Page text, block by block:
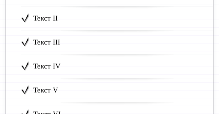
Текст II
Текст III
Текст IV
Текст V